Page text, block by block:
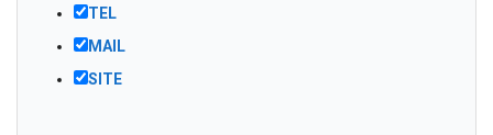
TEL
MAIL
SITE